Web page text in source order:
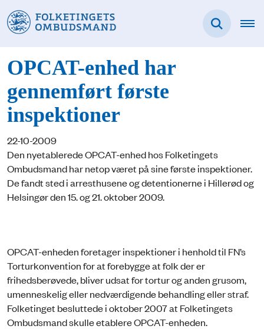
OPCAT-enhed har
gennemført første
inspektioner
22-10-2009
Den nyetablerede OPCAT-enhed hos Folketingets
Ombudsmand har netop været på sine første inspektioner.
De fandt sted i arresthusene og detentionerne i Hillerød og
Helsingør den 15. og 21. oktober 2009.
OPCAT-enheden foretager inspektioner i henhold til FN’s
Torturkonvention for at forebygge at folk der er
frihedsberøvede, bliver udsat for tortur og anden grusom,
umenneskelig eller nedværdigende behandling eller straf.
Folketinget besluttede i oktober 2007 at Folketingets
Ombudsmand skulle etablere OPCAT-enheden.